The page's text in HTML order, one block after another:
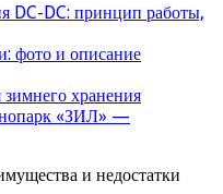
DC-DC: принцип работы,
фото и описание
хранения
«ЗИЛ» —
и недостатки